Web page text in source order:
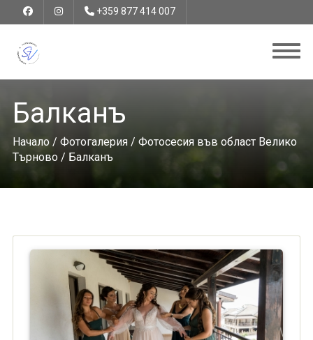
+359 877 414 007
Балканъ
Начало/ Фотогалерия/ Фотосесия във област Велико
Търново/ Балканъ